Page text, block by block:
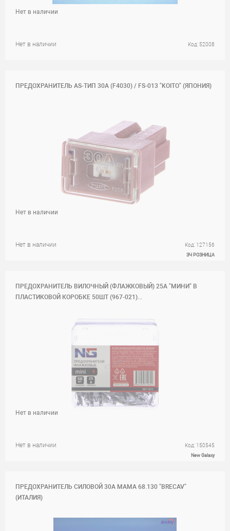
Нет в наличии Код: 52008
Нет в наличии
ПРЕДОХРАНИТЕЛЬ AS-ТИП 30А (F4030) / FS-013 "KOITO" (ЯПОНИЯ)
Нет в наличии Код: 127156
ЗЧ РОЗНИЦА
Нет в наличии
ПРЕДОХРАНИТЕЛЬ ВИЛОЧНЫЙ (ФЛАЖКОВЫЙ) 25А "МИНИ" В
ПЛАСТИКОВОЙ КОРОБКЕ 50ШТ (967-021)...
Нет в наличии Код: 150545
New Galaxy
Нет в наличии
ПРЕДОХРАНИТЕЛЬ СИЛОВОЙ 30A МАМА 68.130 "BRECAV"
(ИТАЛИЯ)